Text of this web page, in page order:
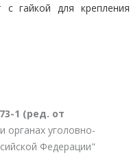
с гайкой для крепления
1 (ред. от
органах уголовно-
Федерации"